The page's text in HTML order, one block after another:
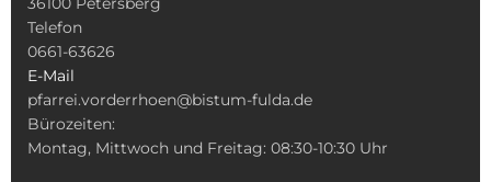
Telefon
0661-63626
E-Mail
pfarrei.vorderrhoen@bistum-fulda.de
Bürozeiten:
Montag, Mittwoch und Freitag: 08:30-10:30 Uhr